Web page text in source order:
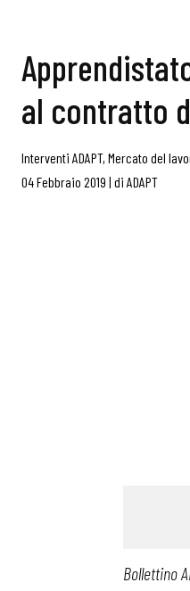
al contratto
Interventi ADAPT, Mercato del
04 Febbraio 2019 | di ADAPT
Bollettino